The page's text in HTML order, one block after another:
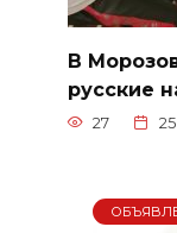
В
русские
27